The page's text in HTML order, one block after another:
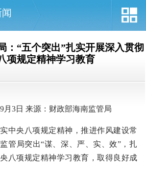
：“五个突出”扎实开展深入贯彻
项规定精神学习教育
3日 来源：财政部海南监管局
央八项规定精神，推进作风建设常
管局突出“谋、深、严、实、效”，扎
八项规定精神学习教育，取得良好成